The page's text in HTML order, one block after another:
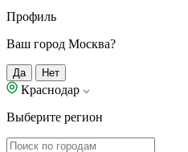
Профиль
Ваш город Москва?
Да Нет
Краснодар
Выберите регион